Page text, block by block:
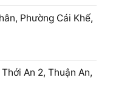
Phường Cái Khế,
An 2, Thuận An,